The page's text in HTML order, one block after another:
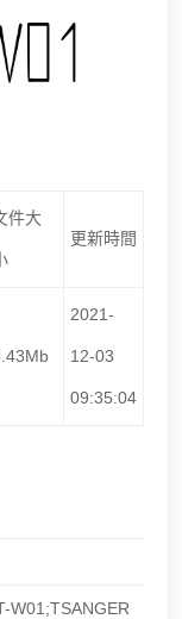
件大
更新時間
2021-
12-03
09:35:04
W01;TSANGER